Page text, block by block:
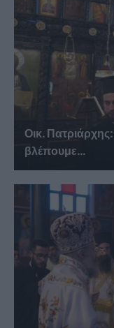
Οικ.
βλέπουμε...